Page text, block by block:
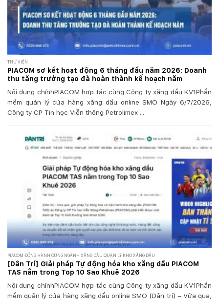
THƯ VIỆN
PIACOM sơ kết hoạt động 6 tháng đầu năm 2026: Doanh
thu tăng trưởng tạo đà hoàn thành kế hoạch năm
Nội dung chínhPIACOM hợp tác cùng Công ty xăng dầu KV1Phần
mềm quản lý cửa hàng xăng dầu online SMO Ngày 6/7/2026,
Công ty CP Tin học Viễn thông Petrolimex ...
PIACOM ĐỒNG HÀNH CÙNG NGÀNH XĂNG DẦU QUẢN LÝ KHO XĂNG DẦU
[Dân Trí] Giải pháp Tự động hóa kho xăng dầu PIACOM
TAS nằm trong Top 10 Sao Khuê 2026
Nội dung chínhPIACOM hợp tác cùng Công ty xăng dầu KV1Phần
mềm quản lý cửa hàng xăng dầu online SMO (Dân trí) – Vừa qua,